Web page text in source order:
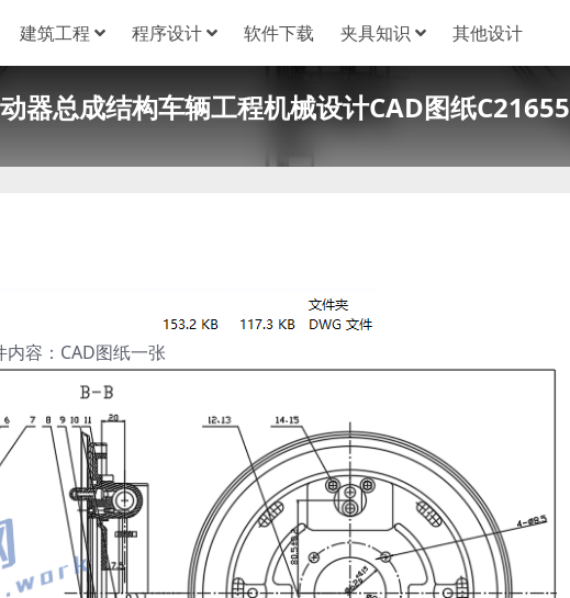
建筑工程 程序设计 软件下载 夹具知识 其他设计
器总成结构车辆工程机械设计CAD图纸C21655
内容：CAD图纸一张